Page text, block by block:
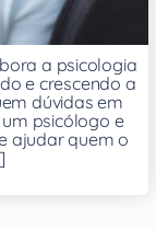
a psicologia
e crescendo a
dúvidas em
psicólogo e
ajudar quem o